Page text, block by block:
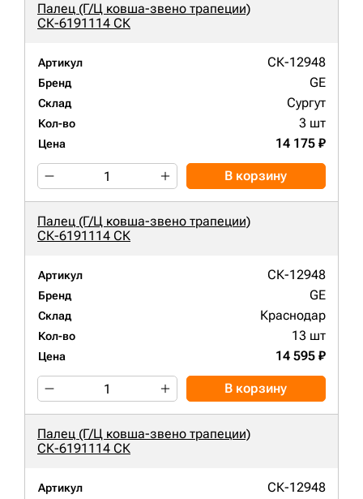
Палец (Г/Ц ковша-звено трапеции)
СК-6191114 СК
Артикул СК-12948
Бренд GE
Склад Сургут
Кол-во 3 шт
Цена 14 175 ₽
В корзину
Палец (Г/Ц ковша-звено трапеции)
СК-6191114 СК
Артикул СК-12948
Бренд GE
Склад Краснодар
Кол-во 13 шт
Цена 14 595 ₽
В корзину
Палец (Г/Ц ковша-звено трапеции)
СК-6191114 СК
Артикул СК-12948